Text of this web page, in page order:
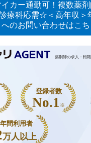
イカー通勤可！複数薬
療科応需☆＜高年収＞
へのお問い合わせはこ
薬剤師の求人・転
登録者数
No.1 ※
年間利用者
万人以上